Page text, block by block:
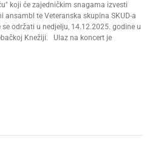
koji će zajedničkim snagama izvesti
ansambl te Veteranska skupina SKUD-a
održati u nedjelju, 14.12.2025. godine u
Knežiji. Ulaz na koncert je